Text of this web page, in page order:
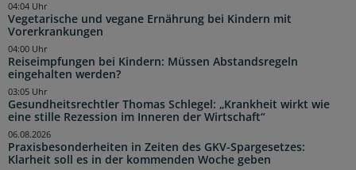
Vegetarische und vegane Ernährung bei Kindern mit
Vorerkrankungen
04:04 Uhr
Reiseimpfungen bei Kindern: Müssen Abstandsregeln
eingehalten werden?
04:00 Uhr
Gesundheitsrechtler Thomas Schlegel: „Krankheit wirkt wie
eine stille Rezession im Inneren der Wirtschaft“
03:05 Uhr
Praxisbesonderheiten in Zeiten des GKV-Spargesetzes:
Klarheit soll es in der kommenden Woche geben
06.08.2026